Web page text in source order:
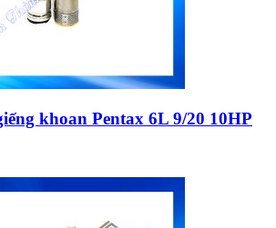
khoan Pentax 6L 9/20 10HP